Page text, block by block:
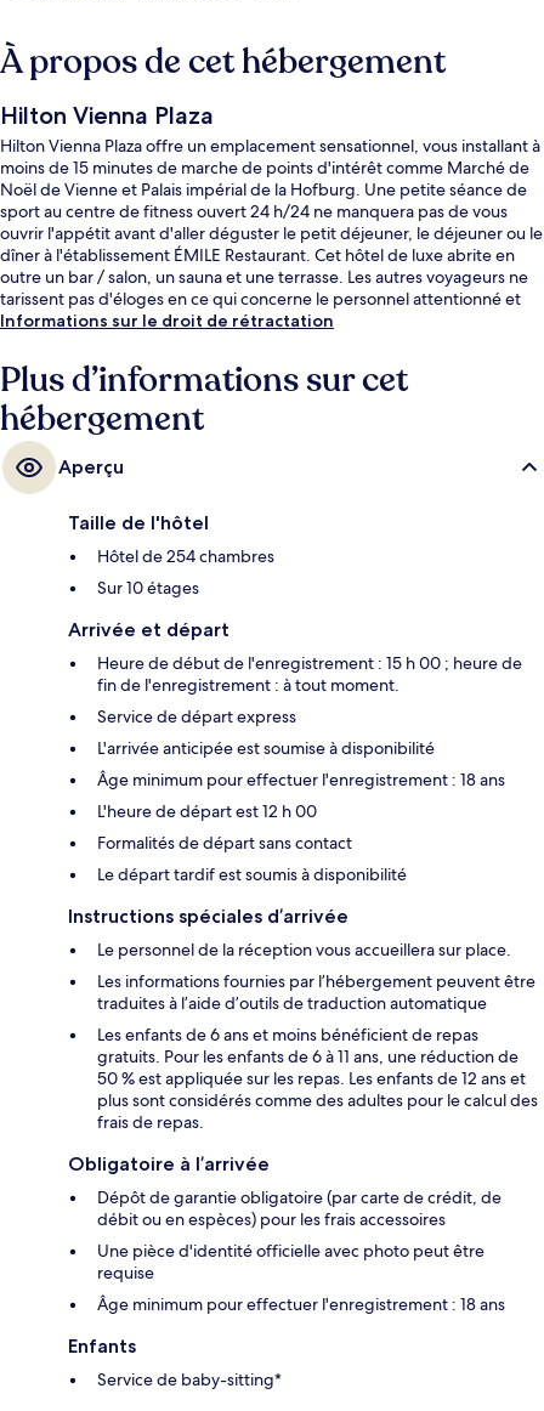
À propos de cet hébergement
Hilton Vienna Plaza
Hilton Vienna Plaza offre un emplacement sensationnel, vous installant à
moins de 15 minutes de marche de points d'intérêt comme Marché de
Noël de Vienne et Palais impérial de la Hofburg. Une petite séance de
sport au centre de fitness ouvert 24 h/24 ne manquera pas de vous
ouvrir l'appétit avant d'aller déguster le petit déjeuner, le déjeuner ou le
dîner à l'établissement ÉMILE Restaurant. Cet hôtel de luxe abrite en
outre un bar / salon, un sauna et une terrasse. Les autres voyageurs ne
tarissent pas d'éloges en ce qui concerne le personnel attentionné et
l'emplacement central. Quelques minutes de marche seulement
Schottentor est accessible en quelques foulées et Arrêt de tram
Schlickgasse se situe à 6 min à pied.
Informations sur le droit de rétractation
Plus d’informations sur cet
hébergement
Aperçu
Taille de l'hôtel
Hôtel de 254 chambres
Sur 10 étages
Arrivée et départ
Heure de début de l'enregistrement : 15 h 00 ; heure de
fin de l'enregistrement : à tout moment.
Service de départ express
L'arrivée anticipée est soumise à disponibilité
Âge minimum pour effectuer l'enregistrement : 18 ans
L'heure de départ est 12 h 00
Formalités de départ sans contact
Le départ tardif est soumis à disponibilité
Instructions spéciales d’arrivée
Le personnel de la réception vous accueillera sur place.
Les informations fournies par l’hébergement peuvent être
traduites à l’aide d’outils de traduction automatique
Les enfants de 6 ans et moins bénéficient de repas
gratuits. Pour les enfants de 6 à 11 ans, une réduction de
50 % est appliquée sur les repas. Les enfants de 12 ans et
plus sont considérés comme des adultes pour le calcul des
frais de repas.
Obligatoire à l’arrivée
Dépôt de garantie obligatoire (par carte de crédit, de
débit ou en espèces) pour les frais accessoires
Une pièce d'identité officielle avec photo peut être
requise
Âge minimum pour effectuer l'enregistrement : 18 ans
Enfants
Service de baby-sitting*